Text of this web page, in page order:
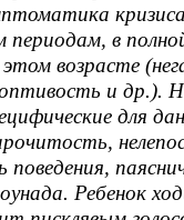
периодам, в
возрасте
и др.).
для
поведения,
Ребенок